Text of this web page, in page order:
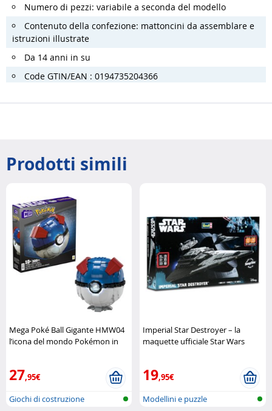
Numero di pezzi: variabile a seconda del modello
Contenuto della confezione: mattoncini da assemblare e
istruzioni illustrate
Da 14 anni in su
Code GTIN/EAN : 0194735204366
Prodotti simili
Mega Poké Ball Gigante HMW04
l’icona del mondo Pokémon in
27,95€
Giochi di costruzione
Imperial Star Destroyer – la
maquette ufficiale Star Wars
19,95€
Modellini e puzzle